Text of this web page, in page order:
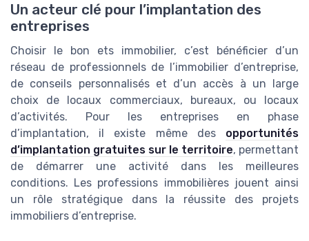
Un acteur clé pour l’implantation des
entreprises
Choisir le bon ets immobilier, c’est bénéficier d’un
réseau de professionnels de l’immobilier d’entreprise,
de conseils personnalisés et d’un accès à un large
choix de locaux commerciaux, bureaux, ou locaux
d’activités. Pour les entreprises en phase
d’implantation, il existe même des opportunités
d’implantation gratuites sur le territoire, permettant
de démarrer une activité dans les meilleures
conditions. Les professions immobilières jouent ainsi
un rôle stratégique dans la réussite des projets
immobiliers d’entreprise.